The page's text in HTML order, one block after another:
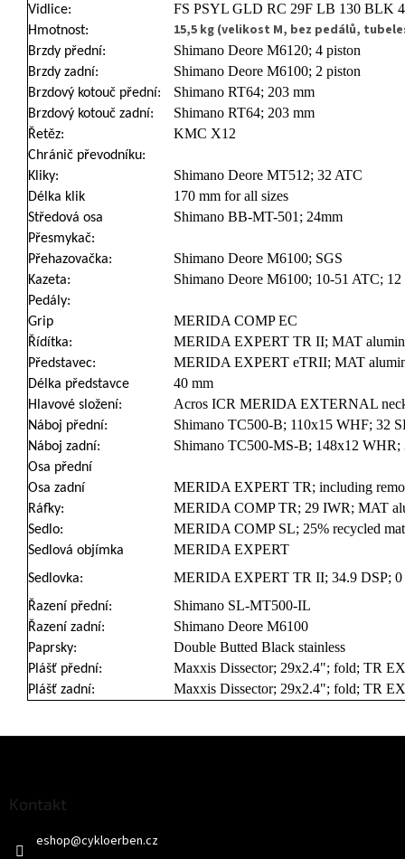
Vidlice: FS PSYL GLD RC 29F LB 130 BLK
Hmotnost: 15,5 kg (velikost M, bez pedálů,
Brzdy přední: Shimano Deore M6120; 4 piston
Brzdy zadní: Shimano Deore M6100; 2 piston
Brzdový kotouč přední: Shimano RT64; 203 mm
Brzdový kotouč zadní: Shimano RT64; 203 mm
Řetěz: KMC X12
Chránič převodníku:
Kliky:
Shimano Deore MT512; 32 ATC
Délka klik 170 mm for all sizes
Středová osa Shimano BB-MT-501; 24mm
Přesmykač:
Přehazovačka:
Shimano Deore M6100; SGS
Kazeta: Shimano Deore M6100; 10-51 ATC;
Pedály:
Grip
MERIDA COMP EC
Řídítka: MERIDA EXPERT TR II; MAT
Představec: MERIDA EXPERT eTRII; MAT
Délka představce 40 mm
Hlavové složení: Acros ICR MERIDA EXTERNAL
Náboj přední: Shimano TC500-B; 110x15 WHF; 32
Náboj zadní: Shimano TC500-MS-B; 148x12 WHR;
Osa přední
Osa zadní
MERIDA EXPERT TR; including
Ráfky: MERIDA COMP TR; 29 IWR; MAT
Sedlo: MERIDA COMP SL; 25% recycled
Sedlová objímka MERIDA EXPERT
Sedlovka: MERIDA EXPERT TR II; 34.9 DSP;
Řazení přední: Shimano SL-MT500-IL
Řazení zadní: Shimano Deore M6100
Paprsky: Double Butted Black stainless
Plášť přední: Maxxis Dissector; 29x2.4"; fold; TR
Plášť zadní: Maxxis Dissector; 29x2.4"; fold; TR
Kontakt
eshop@cykloerben.cz